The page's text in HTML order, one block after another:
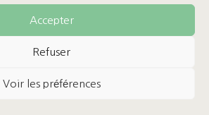
Accepter
Refuser
Voir les préférences